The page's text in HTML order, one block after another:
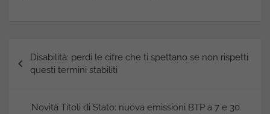
Navigazione
articoli
Disabilità: perdi le cifre che ti spettano se non rispetti
questi termini stabiliti
Novità Titoli di Stato: nuova emissioni BTP a 7 e 30